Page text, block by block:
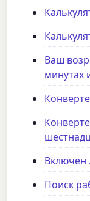
Ваш
минутах
Включен
Поиск